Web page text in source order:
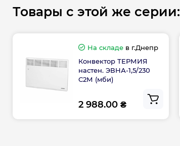
Товары с этой же серии:
На складе в г.Днепр
Конвектор ТЕРМИЯ
настен. ЭВНА-1,5/230
С2М (мби)
2 988.00 ₴